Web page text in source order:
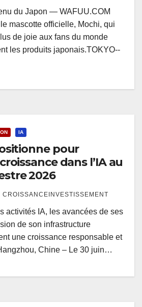
du Japon — WAFUU.COM
mascotte officielle, Mochi, qui
de joie aux fans du monde
les produits japonais.TOKYO--
IA
pour
dans l’IA au
2026
CROISSANCEINVESTISSEMENT
activités IA, les avancées de ses
de son infrastructure
une croissance responsable et
Chine – Le 30 juin…